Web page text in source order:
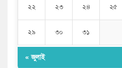
২২ ২৩ ২৪ ২৫
২৯ ৩০ ৩১
« জুলাই